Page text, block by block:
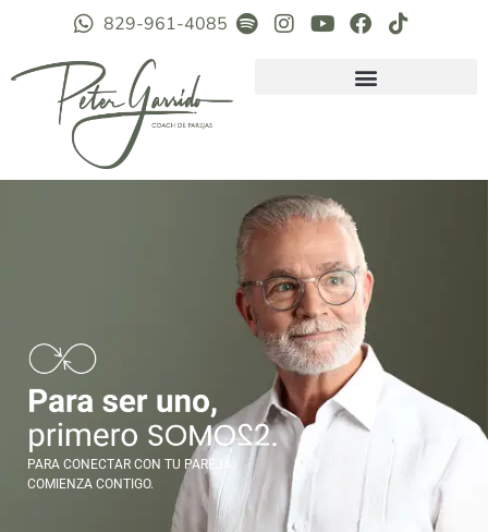
829-961-4085
PARA CONECTAR CON TU PAREJA,
COMIENZA CONTIGO.